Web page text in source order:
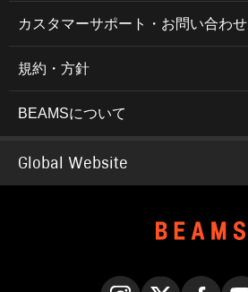
カスタマーサポート・お問い合わせ
規約・方針
BEAMSについて
Global Website